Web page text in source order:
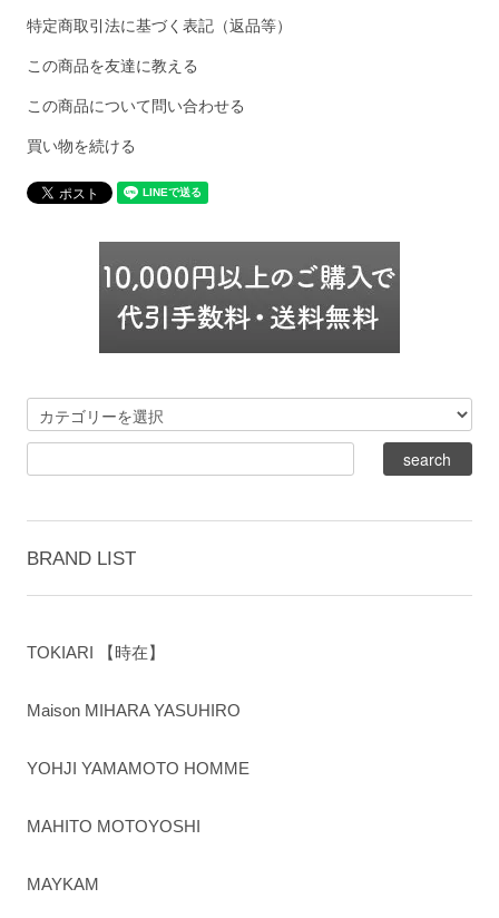
特定商取引法に基づく表記（返品等）
この商品を友達に教える
この商品について問い合わせる
買い物を続ける
BRAND LIST
TOKIARI 【時在】
Maison MIHARA YASUHIRO
YOHJI YAMAMOTO HOMME
MAHITO MOTOYOSHI
MAYKAM